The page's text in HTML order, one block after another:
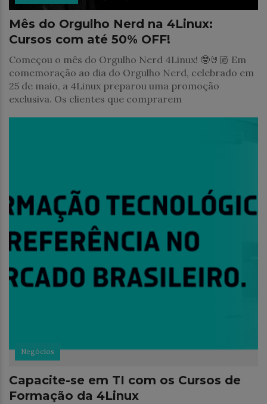
Mês do Orgulho Nerd na 4Linux:
Cursos com até 50% OFF!
Começou o mês do Orgulho Nerd 4Linux! 🤓🤘🏼 Em
comemoração ao dia do Orgulho Nerd, celebrado em
25 de maio, a 4Linux preparou uma promoção
exclusiva. Os clientes que comprarem
Negócios
Capacite-se em TI com os Cursos de
Formação da 4Linux